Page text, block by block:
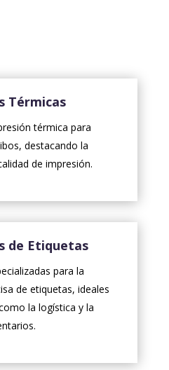
Térmicas
térmica para
destacando la
de impresión.
de Etiquetas
para la
de etiquetas, ideales
la logística y la